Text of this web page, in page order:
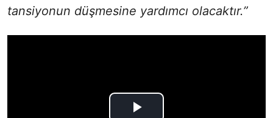
tansiyonun düşmesine yardımcı olacaktır.”